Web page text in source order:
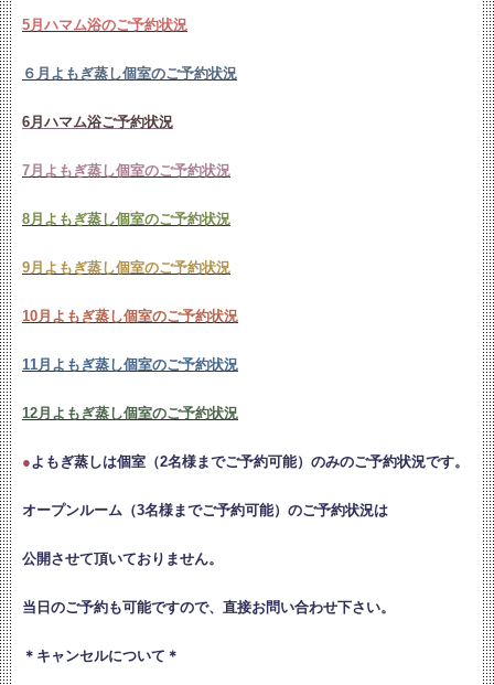
5月ハマム浴のご予約状況
６月よもぎ蒸し個室のご予約状況
6月ハマム浴ご予約状況
7月よもぎ蒸し個室のご予約状況
8月よもぎ蒸し個室のご予約状況
9月よもぎ蒸し個室のご予約状況
10月よもぎ蒸し個室のご予約状況
11月よもぎ蒸し個室のご予約状況
12月よもぎ蒸し個室のご予約状況
●よもぎ蒸しは個室（2名様までご予約可能）のみのご予約状況です。
オープンルーム（3名様までご予約可能）のご予約状況は
公開させて頂いておりません。
当日のご予約も可能ですので、直接お問い合わせ下さい。
＊キャンセルについて＊